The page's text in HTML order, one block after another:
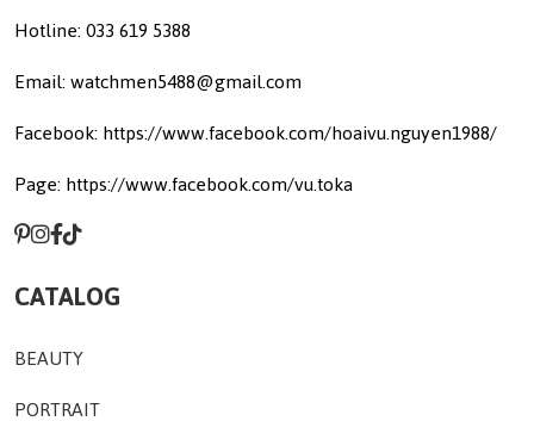
Hotline: 033 619 5388
Email: watchmen5488@gmail.com
Facebook: https://www.facebook.com/hoaivu.nguyen1988/
Page: https://www.facebook.com/vu.toka
CATALOG
BEAUTY
PORTRAIT